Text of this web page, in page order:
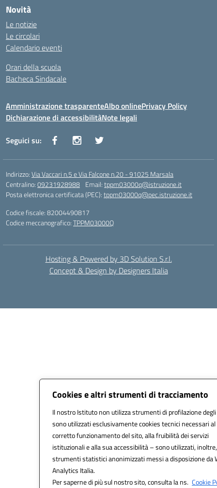
Cookies e altri strumenti di tracciamento
Il nostro Istituto non utilizza strumenti di profilazione
sono utilizzati esclusivamente cookies tecnici necessari al
corretto funzionamento del sito, alla fruibilità dei servizi
istituzionali e alla sua accessibilità – sono utilizzati, inoltre,
strumenti statistici anonimizzati messi a disposizione da
Analytics Italia.
Per saperne di più sul nostro sito, consulta la ns. Cookie
Novità
Le notizie
Le circolari
Calendario eventi
Orari della scuola
Bacheca Sindacale
Amministrazione trasparenteAlbo onlinePrivacy Policy
Dichiarazione di accessibilitàNote legali
Seguici su:
Indirizzo:Via Vaccari n.5 e Via Falcone n.20 - 91025 Marsala
Centralino:09231928988 Email:tppm03000q@istruzione.it
Posta elettronica certificata (PEC):tppm03000q@pec.istruzione.it
Codice fiscale: 82004490817
Codice meccanografico:TPPM03000Q
Hosting & Powered by 3D Solution S.r.l.
Concept & Design by Designers Italia